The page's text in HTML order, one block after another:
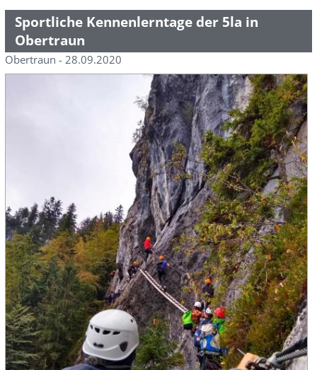
Sportliche Kennenlerntage der 5la in
Obertraun
Obertraun - 28.09.2020